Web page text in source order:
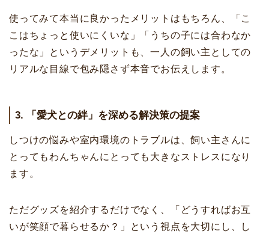
使ってみて本当に良かったメリットはもちろん、「こ
こはちょっと使いにくいな」「うちの子には合わなか
ったな」というデメリットも、一人の飼い主としての
リアルな目線で包み隠さず本音でお伝えします。
3. 「愛犬との絆」を深める解決策の提案
しつけの悩みや室内環境のトラブルは、飼い主さんに
とってもわんちゃんにとっても大きなストレスになり
ます。
ただグッズを紹介するだけでなく、「どうすればお互
いが笑顔で暮らせるか？」という視点を大切にし、し